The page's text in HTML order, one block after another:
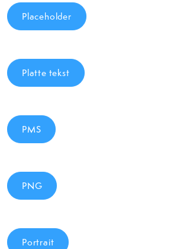
Placeholder
Platte tekst
PMS
PNG
Portrait